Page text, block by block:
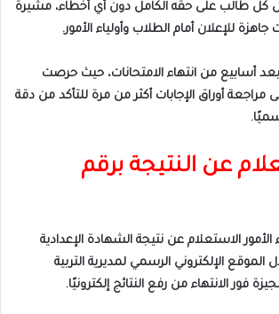
طالب على حقه الكامل دون أي أخطاء، مشيرة
للإعلان أمام الطلاب وأولياء الأمور.
بعد أسابيع من انتهاء الامتحانات، حيث حرصت
مراجعة أوراق الإجابات أكثر من مرة للتأكد من دقة
عن النتيجة برقم
الاستعلام عن نتيجة الشهادة الإعدادية
الموقع الإلكتروني الرسمي لمديرية التربية
فور الانتهاء من رفع النتائج إلكترونيًا.